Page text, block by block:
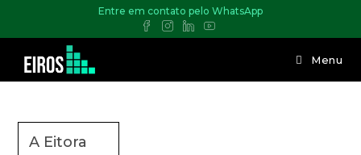
Entre em contato pelo WhatsApp
Menu
A Eitora